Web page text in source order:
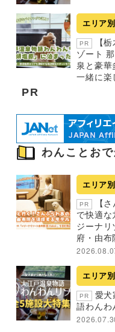
エリア
PR
【
ゾート
泉と豪華
一緒に楽
PR
わんことお
エリア
PR
【
で快適な
ジーナリ
府・由布
エリア
PR
愛犬
語わんわ